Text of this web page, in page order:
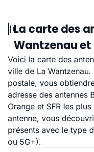
La carte des
Wantzenau et
Voici la carte des
ville de La
postale, vous
adresse des antennes
Orange et SFR les
antenne, vous
présents avec le type
ou 5G+).